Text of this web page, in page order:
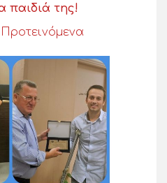
παιδιά της!
Προτεινόμενα